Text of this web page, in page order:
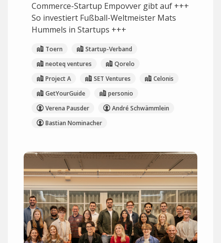
Commerce-Startup Empovver gibt auf +++
So investiert Fußball-Weltmeister Mats
Hummels in Startups +++
Toern
Startup-Verband
neoteq ventures
Qorelo
Project A
SET Ventures
Celonis
GetYourGuide
personio
Verena Pausder
André Schwämmlein
Bastian Nominacher